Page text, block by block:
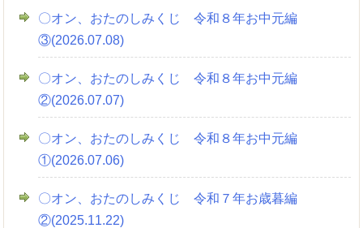
〇オン、おたのしみくじ 令和８年お中元編
③(2026.07.08)
〇オン、おたのしみくじ 令和８年お中元編
②(2026.07.07)
〇オン、おたのしみくじ 令和８年お中元編
①(2026.07.06)
〇オン、おたのしみくじ 令和７年お歳暮編
②(2025.11.22)